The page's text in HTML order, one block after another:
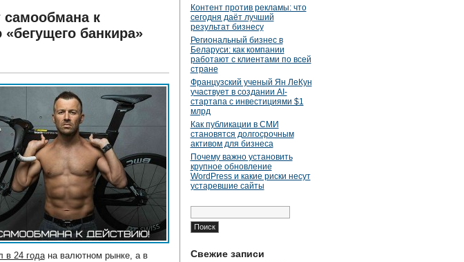
самообмана к
банкира»
в 24 годана валютном рынке, а в
Контент против рекламы: что
сегодня даёт лучший
результат бизнесу
Региональный бизнес в
Беларуси: как компании
работают с клиентами по всей
стране
Французский ученый Ян ЛеКун
участвует в создании AI-
стартапа с инвестициями $1
млрд
Как публикации в СМИ
становятся долгосрочным
активом для бизнеса
Почему важно установить
крупное обновление
WordPress и какие риски несут
устаревшие сайты
Найти:
Свежие записи